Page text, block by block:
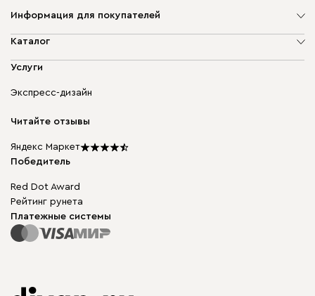
Информация для покупателей
О компании
Доставка и оплата
диван.клуб
Карьера
Мы в прессе
Каталог
Мягкая мебель
Бескаркасная мебель
Столы и стулья
Услуги
Экспресс-дизайн
Читайте отзывы
Яндекс Маркет
Победитель
Red Dot Award
Рейтинг рунета
Платежные системы